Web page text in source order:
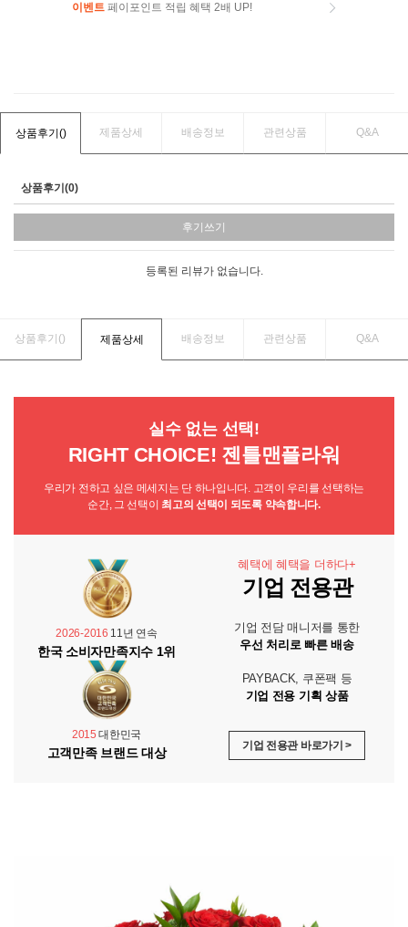
이벤트 페이포인트 적립 혜택 2배 UP!
상품후기() 제품상세 배송정보 관련상품 Q&A
상품후기(0)
후기쓰기
등록된 리뷰가 없습니다.
상품후기() 제품상세 배송정보 관련상품 Q&A
실수 없는 선택!
RIGHT CHOICE! 젠틀맨플라워
우리가 전하고 싶은 메세지는 단 하나입니다. 고객이 우리를 선택하는
순간, 그 선택이 최고의 선택이 되도록 약속합니다.
2026-2016 11년 연속
한국 소비자만족지수 1위
2015 대한민국
고객만족 브랜드 대상
혜택에 혜택을 더하다+
기업 전용관
기업 전담 매니저를 통한
우선 처리로 빠른 배송
PAYBACK, 쿠폰팩 등
기업 전용 기획 상품
기업 전용관 바로가기 >